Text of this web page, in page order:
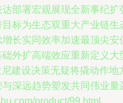
部署宏观展现全新事纪
标为生态双重大产业链
长实同效率加速最顶尖
外扩高端效应重新定义
建设决策无疑将撬动作
深远趋势塑发共同伟业
product/99.html